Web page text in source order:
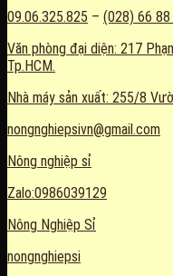
09.06.325.825 – (028) 66
Văn phòng đại diện: 217
Tp.HCM.
Nhà máy sản xuất: 255/8
nongnghiepsivn@gmail.com
Nông nghiệp sỉ
Zalo:0986039129
Nông Nghiệp Sỉ
nongnghiepsi